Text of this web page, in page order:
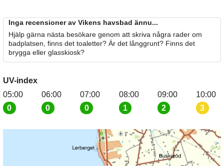
Inga recensioner av Vikens havsbad ännu...
Hjälp gärna nästa besökare genom att skriva några rader om
badplatsen, finns det toaletter? Är det långgrunt? Finns det
brygga eller glasskiosk?
UV-index
05:00
0
06:00
0
07:00
0
08:00
1
09:00
2
10:00
3